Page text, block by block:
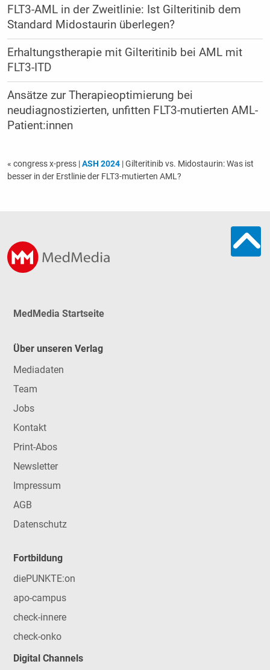
FLT3-AML in der Zweitlinie: Ist Gilteritinib dem
Standard Midostaurin überlegen?
Erhaltungstherapie mit Gilteritinib bei AML mit
FLT3-ITD
Ansätze zur Therapieoptimierung bei
neudiagnostizierten, unfitten FLT3-mutierten AML-
Patient:innen
« congress x-press |ASH 2024| Gilteritinib vs. Midostaurin: Was ist
besser in der Erstlinie der FLT3-mutierten AML?
MedMedia Startseite
Über unseren Verlag
Mediadaten
Team
Jobs
Kontakt
Print-Abos
Newsletter
Impressum
AGB
Datenschutz
Fortbildung
diePUNKTE:on
apo-campus
check-innere
check-onko
Digital Channels